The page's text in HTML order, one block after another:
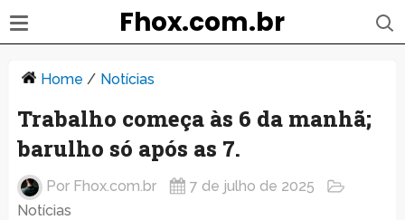
Fhox.com.br
Home / Notícias
Trabalho começa às 6 da manhã;
barulho só após as 7.
Por Fhox.com.br
7 de julho de 2025
Notícias